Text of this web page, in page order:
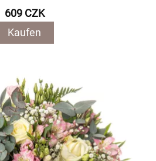
609 CZK
Kaufen